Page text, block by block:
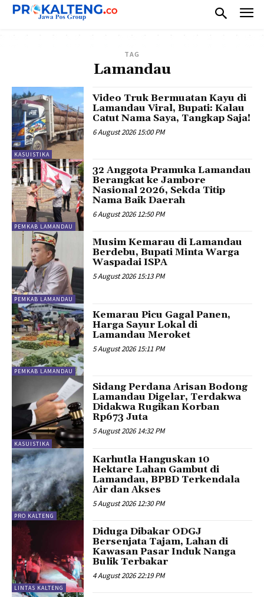
TAG
Lamandau
KASUISTIKA
Video Truk Bermuatan Kayu di
Lamandau Viral, Bupati: Kalau
Catut Nama Saya, Tangkap Saja!
6 August 2026 15:00 PM
PEMKAB LAMANDAU
32 Anggota Pramuka Lamandau
Berangkat ke Jambore
Nasional 2026, Sekda Titip
Nama Baik Daerah
6 August 2026 12:50 PM
PEMKAB LAMANDAU
Musim Kemarau di Lamandau
Berdebu, Bupati Minta Warga
Waspadai ISPA
5 August 2026 15:13 PM
PEMKAB LAMANDAU
Kemarau Picu Gagal Panen,
Harga Sayur Lokal di
Lamandau Meroket
5 August 2026 15:11 PM
KASUISTIKA
Sidang Perdana Arisan Bodong
Lamandau Digelar, Terdakwa
Didakwa Rugikan Korban
Rp673 Juta
5 August 2026 14:32 PM
PRO KALTENG
Karhutla Hanguskan 10
Hektare Lahan Gambut di
Lamandau, BPBD Terkendala
Air dan Akses
5 August 2026 12:30 PM
LINTAS KALTENG
Diduga Dibakar ODGJ
Bersenjata Tajam, Lahan di
Kawasan Pasar Induk Nanga
Bulik Terbakar
4 August 2026 22:19 PM